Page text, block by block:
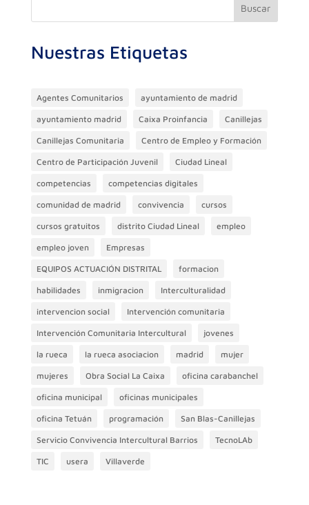
Buscar
Nuestras Etiquetas
Agentes Comunitarios ayuntamiento de madrid
ayuntamiento madrid Caixa Proinfancia Canillejas
Canillejas Comunitaria Centro de Empleo y Formación
Centro de Participación Juvenil Ciudad Lineal
competencias competencias digitales
comunidad de madrid convivencia cursos
cursos gratuitos distrito Ciudad Lineal empleo
empleo joven Empresas
EQUIPOS ACTUACIÓN DISTRITAL formacion
habilidades inmigracion Interculturalidad
intervencion social Intervención comunitaria
Intervención Comunitaria Intercultural jovenes
la rueca la rueca asociacion madrid mujer
mujeres Obra Social La Caixa oficina carabanchel
oficina municipal oficinas municipales
oficina Tetuán programación San Blas-Canillejas
Servicio Convivencia Intercultural Barrios TecnoLAb
TIC usera Villaverde